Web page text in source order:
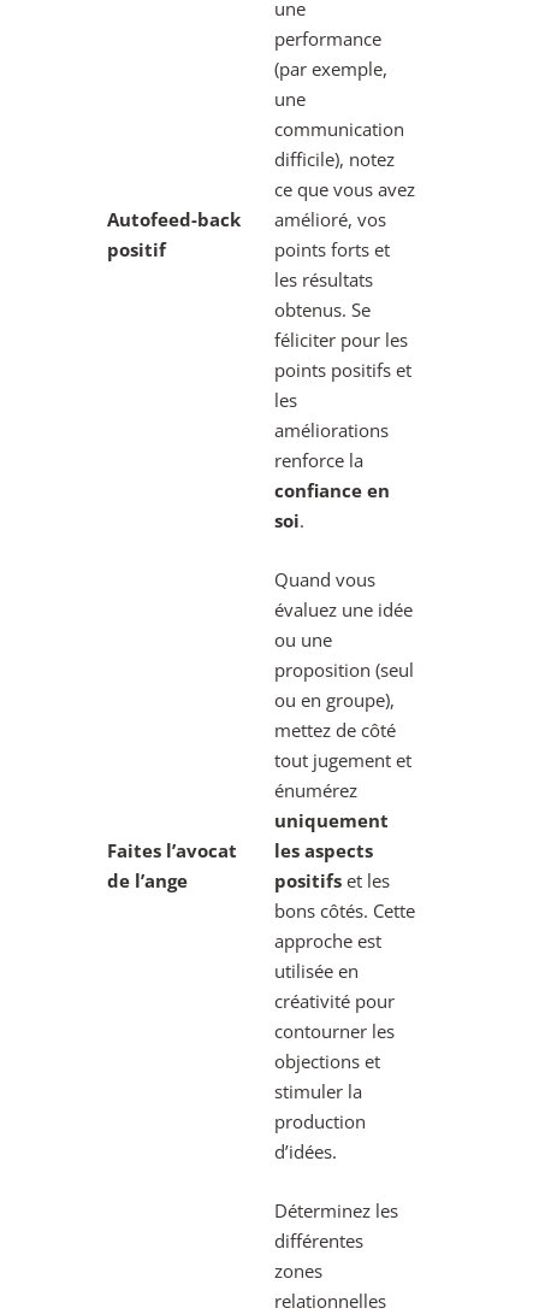
Autofeed-back
positif
une
performance
(par exemple,
une
communication
difficile), notez
ce que vous avez
amélioré, vos
points forts et
les résultats
obtenus. Se
féliciter pour les
points positifs et
les
améliorations
renforce la
confiance en
soi.
Faites l’avocat
de l’ange
Quand vous
évaluez une idée
ou une
proposition (seul
ou en groupe),
mettez de côté
tout jugement et
énumérez
uniquement
les aspects
positifs et les
bons côtés. Cette
approche est
utilisée en
créativité pour
contourner les
objections et
stimuler la
production
d’idées.
Déterminez les
différentes
zones
relationnelles